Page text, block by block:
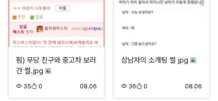
펌) 무당 친구와 중고차 보러
간 썰.jpg
35조회0 08.06
상남자의 소개팅 썰 jpg
36조회0 08.06